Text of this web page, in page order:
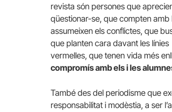
revista són persones que
qüestionar-se, que compten
assumeixen els conflictes, que
que planten cara davant les línies
vermelles, que tenen vida més
compromís amb els i les
També des del periodisme que
responsabilitat i modèstia, a ser